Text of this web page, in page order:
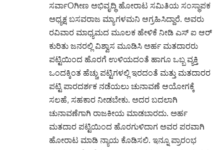
ಸರ್ವಾOಗೀಣ ಅಭಿವೃದ್ಧಿ ಹೋರಾಟ ಸಮಿತಿಯ ಸಂಸ್ಥಾಪಕ
ಅಧ್ಯಕ್ಷ ಬಸವರಾಜ ಮ್ಯಾಗಳಮನಿ ಆಗ್ರಹಿಸಿದ್ದಾರೆ. ಅವರು
ರವಿವಾರ ಮಾಧ್ಯಮದ ಮೂಲಕ ಹೇಳಿಕೆ ನೀಡಿ ಎಸ್ ಐ ಆರ್
ಕುರಿತು ಜನರಲ್ಲಿ ವಿಶ್ವಾಸ ಮೂಡಿಸಿ ಅರ್ಹ ಮತದಾರರು
ಪಟ್ಟಿಯಿಂದ ಹೊರಗೆ ಉಳಿಯದಂತೆ ಹಾಗೂ ಒಬ್ಬ ವ್ಯಕ್ತಿ
ಒಂದಕ್ಕಿಂತ ಹೆಚ್ಚು ಪಟ್ಟಿಗಳಲ್ಲಿ ಇರದಂತೆ ಮತ್ತು ಮತದಾರರ
ಪಟ್ಟಿ ಪಾರದರ್ಶಕ ನಡೆಯಲು ಚುನಾವಣೆ ಆಯೋಗಕ್ಕೆ
ಸಲಹೆ, ಸಹಕಾರ ನೀಡಬೇಕು. ಅದರ ಬದಲಾಗಿ
ಚುನಾವಣೆಗಾಗಿ ರಾಜಕೀಯ ಮಾಡಬಾರದು. ಅರ್ಹ
ಮತದಾರ ಪಟ್ಟಿಯಿಂದ ಹೊರಗುಳಿದಾಗ ಅವರ ಪರವಾಗಿ
ಹೋರಾಟ ಮಾಡಿ ನ್ಯಾಯ ಕೊಡಿಸಲಿ. ಇನ್ನೂ ಪ್ರಾರಂಭ